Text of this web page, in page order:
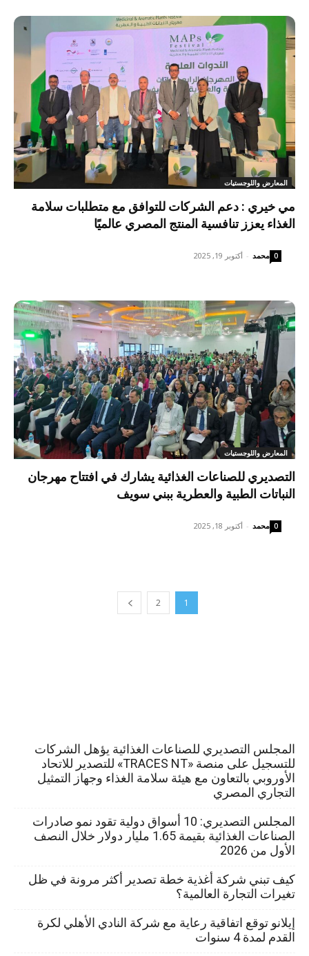
المعارض واللوجستيات
مي خيري : دعم الشركات للتوافق مع متطلبات سلامة
الغذاء يعزز تنافسية المنتج المصري عالميًا
محمد - أكتوبر 19, 2025 0
المعارض واللوجستيات
التصديري للصناعات الغذائية يشارك في افتتاح مهرجان
النباتات الطبية والعطرية ببني سويف
محمد - أكتوبر 18, 2025 0
1
2
المجلس التصديري للصناعات الغذائية يؤهل الشركات
للتسجيل على منصة «TRACES NT» للتصدير للاتحاد
الأوروبي بالتعاون مع هيئة سلامة الغذاء وجهاز التمثيل
التجاري المصري
المجلس التصديري: 10 أسواق دولية تقود نمو صادرات
الصناعات الغذائية بقيمة 1.65 مليار دولار خلال النصف
الأول من 2026
كيف تبني شركة أغذية خطة تصدير أكثر مرونة في ظل
تغيرات التجارة العالمية؟
إيلانو توقع اتفاقية رعاية مع شركة النادي الأهلي لكرة
القدم لمدة 4 سنوات